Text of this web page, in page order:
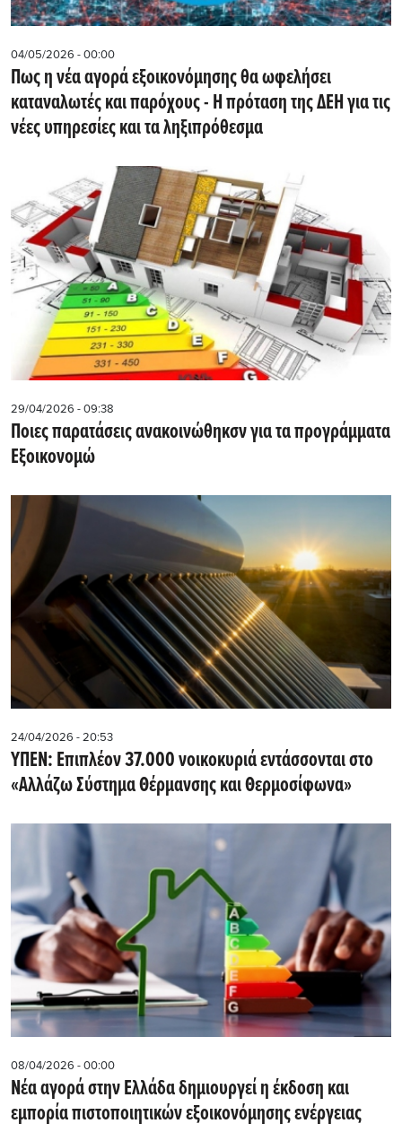
04/05/2026 - 00:00
Πως η νέα αγορά εξοικονόμησης θα ωφελήσει
καταναλωτές και παρόχους - Η πρόταση της ΔΕΗ για τις
νέες υπηρεσίες και τα ληξιπρόθεσμα
29/04/2026 - 09:38
Ποιες παρατάσεις ανακοινώθηκσν για τα προγράμματα
Εξοικονομώ
24/04/2026 - 20:53
ΥΠΕΝ: Επιπλέον 37.000 νοικοκυριά εντάσσονται στο
«Αλλάζω Σύστημα Θέρμανσης και Θερμοσίφωνα»
08/04/2026 - 00:00
Νέα αγορά στην Ελλάδα δημιουργεί η έκδοση και
εμπορία πιστοποιητικών εξοικονόμησης ενέργειας